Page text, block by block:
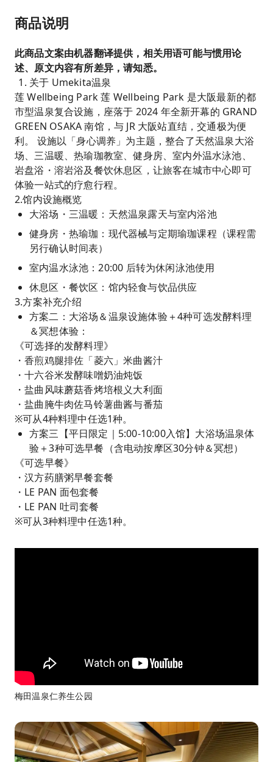
商品说明
此商品文案由机器翻译提供，相关用语可能与惯用论
述、原文内容有所差异，请知悉。
关于 Umekita温泉
莲 Wellbeing Park 莲 Wellbeing Park 是大阪最新的都
市型温泉复合设施，座落于 2024 年全新开幕的 GRAND
GREEN OSAKA 南馆，与 JR 大阪站直结，交通极为便
利。 设施以「身心调养」为主题，整合了天然温泉大浴
场、三温暖、热瑜珈教室、健身房、室内外温水泳池、
岩盘浴・溶岩浴及餐饮休息区，让旅客在城市中心即可
体验一站式的疗愈行程。
2.馆内设施概览
大浴场・三温暖：天然温泉露天与室内浴池
健身房・热瑜珈：现代器械与定期瑜珈课程（课程需
另行确认时间表）
室内温水泳池：20:00 后转为休闲泳池使用
休息区・餐饮区：馆内轻食与饮品供应
3.方案补充介绍
方案二：大浴场＆温泉设施体验＋4种可选发酵料理
＆冥想体验：
《可选择的发酵料理》
・香煎鸡腿排佐「菱六」米曲酱汁
・十六谷米发酵味噌奶油炖饭
・盐曲风味蘑菇香烤培根义大利面
・盐曲腌牛肉佐马铃薯曲酱与番茄
※可从4种料理中任选1种。
方案三【平日限定｜5:00-10:00入馆】大浴场温泉体
验＋3种可选早餐（含电动按摩区30分钟＆冥想）
《可选早餐》
・汉方药膳粥早餐套餐
・LE PAN 面包套餐
・LE PAN 吐司套餐
※可从3种料理中任选1种。
梅田温泉仁养生公园